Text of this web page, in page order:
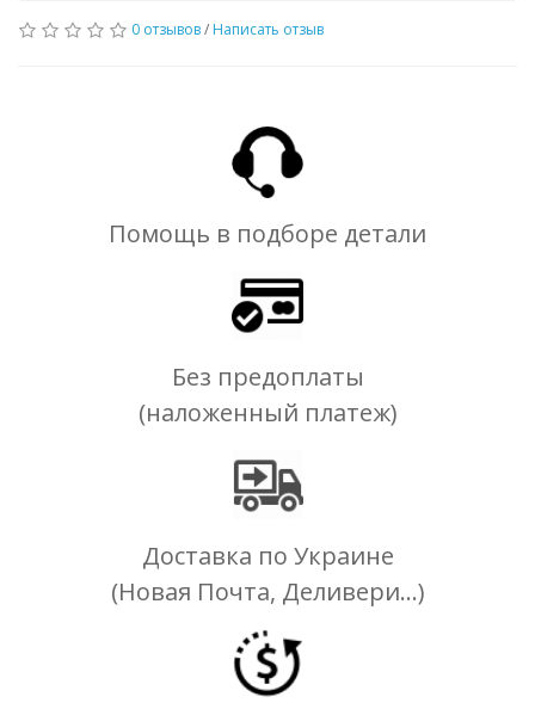
0 отзывов/ Написать отзыв
Помощь в подборе детали
Без предоплаты
(наложенный платеж)
Доставка по Украине
(Новая Почта, Деливери...)